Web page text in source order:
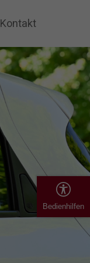
Kontakt
Bedienhilfen